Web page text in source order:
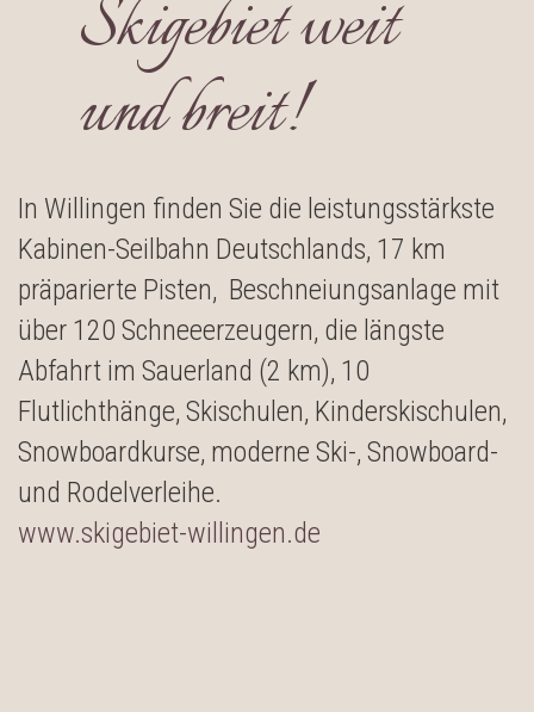
Skigebiet weit
und breit!
In Willingen finden Sie die leistungsstärkste
Kabinen-Seilbahn Deutschlands, 17 km
präparierte Pisten, Beschneiungsanlage mit
über 120 Schneeerzeugern, die längste
Abfahrt im Sauerland (2 km), 10
Flutlichthänge, Skischulen, Kinderskischulen,
Snowboardkurse, moderne Ski-, Snowboard-
und Rodelverleihe.
www.skigebiet-willingen.de